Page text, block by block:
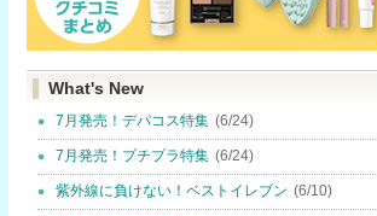
What's New
7月発売！デパコス特集 (6/24)
7月発売！プチプラ特集 (6/24)
紫外線に負けない！ベストイレブン (6/10)